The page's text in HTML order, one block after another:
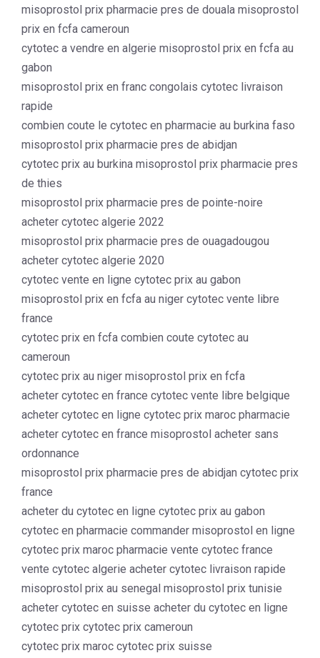
misoprostol prix pharmacie pres de douala misoprostol
prix en fcfa cameroun
cytotec a vendre en algerie misoprostol prix en fcfa au
gabon
misoprostol prix en franc congolais cytotec livraison
rapide
combien coute le cytotec en pharmacie au burkina faso
misoprostol prix pharmacie pres de abidjan
cytotec prix au burkina misoprostol prix pharmacie pres
de thies
misoprostol prix pharmacie pres de pointe-noire
acheter cytotec algerie 2022
misoprostol prix pharmacie pres de ouagadougou
acheter cytotec algerie 2020
cytotec vente en ligne cytotec prix au gabon
misoprostol prix en fcfa au niger cytotec vente libre
france
cytotec prix en fcfa combien coute cytotec au
cameroun
cytotec prix au niger misoprostol prix en fcfa
acheter cytotec en france cytotec vente libre belgique
acheter cytotec en ligne cytotec prix maroc pharmacie
acheter cytotec en france misoprostol acheter sans
ordonnance
misoprostol prix pharmacie pres de abidjan cytotec prix
france
acheter du cytotec en ligne cytotec prix au gabon
cytotec en pharmacie commander misoprostol en ligne
cytotec prix maroc pharmacie vente cytotec france
vente cytotec algerie acheter cytotec livraison rapide
misoprostol prix au senegal misoprostol prix tunisie
acheter cytotec en suisse acheter du cytotec en ligne
cytotec prix cytotec prix cameroun
cytotec prix maroc cytotec prix suisse